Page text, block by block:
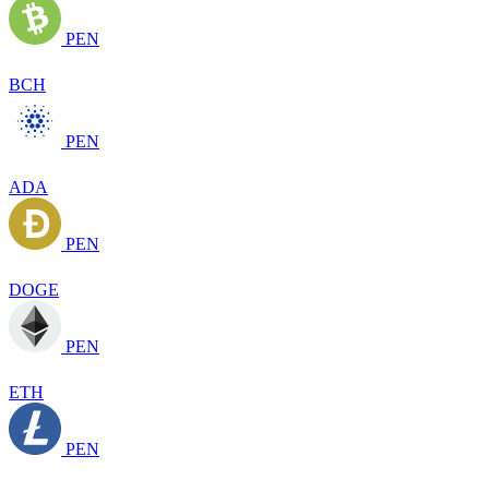
PEN
BCH
PEN
ADA
PEN
DOGE
PEN
ETH
PEN